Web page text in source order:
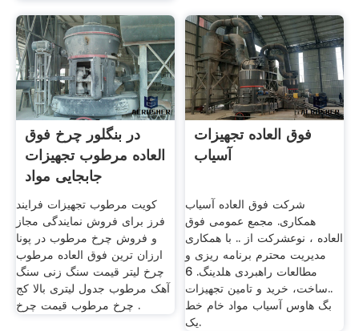
در بنگلور چرخ فوق
العاده مرطوب تجهیزات
جابجایی مواد
کویت مرطوب تجهیزات فرایند
فرز برای فروش نمایندگی مجاز
و فروش چرخ مرطوب در پونا
ارزان ترین فوق العاده مرطوب
چرخ لیتر قیمت سنگ زنی سنگ
آهک مرطوب جدول لیتری بالا کج
چرخ مرطوب قیمت چرخ .
فوق العاده تجهیزات
آسیاب
شرکت فوق العاده آسیاب
همکاری. مجمع عمومی فوق
العاده ، نوعشرکت از .. با همکاری
مدیریت محترم برنامه ریزی و
مطالعات راهبردی هلدینگ. 6
..ساخت، خرید و تامین تجهیزات
بگ هاوس آسیاب مواد خام خط
یک.